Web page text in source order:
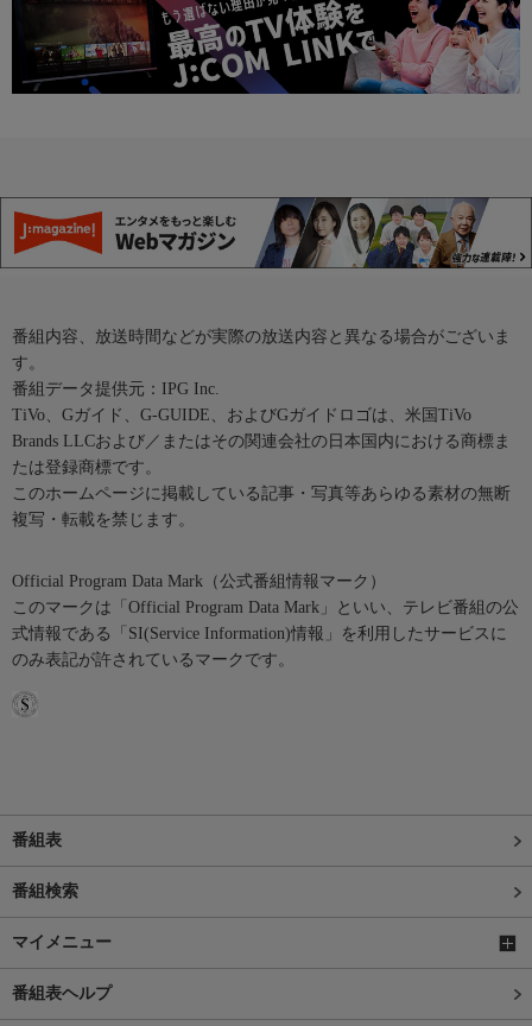
番組内容、放送時間などが実際の放送内容と異なる場合がございま
す。
番組データ提供元：IPG Inc.
TiVo、Gガイド、G-GUIDE、およびGガイドロゴは、米国TiVo
Brands LLCおよび／またはその関連会社の日本国内における商標ま
たは登録商標です。
このホームページに掲載している記事・写真等あらゆる素材の無断
複写・転載を禁じます。
Official Program Data Mark（公式番組情報マーク）
このマークは「Official Program Data Mark」といい、テレビ番組の公
式情報である「SI(Service Information)情報」を利用したサービスに
のみ表記が許されているマークです。
番組表
番組検索
マイメニュー
番組表ヘルプ